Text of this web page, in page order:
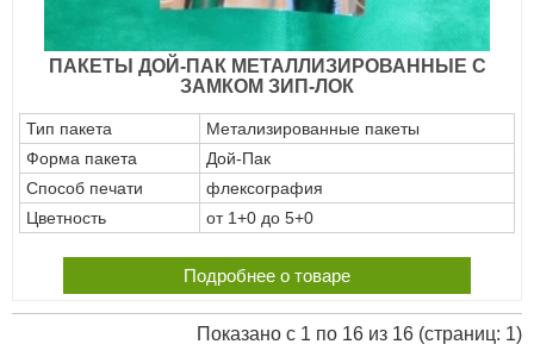
ПАКЕТЫ ДОЙ-ПАК МЕТАЛЛИЗИРОВАННЫЕ С
ЗАМКОМ ЗИП-ЛОК
Тип пакета
Метализированные пакеты
Форма пакета
Дой-Пак
Способ печати
флексография
Цветность
от 1+0 до 5+0
Подробнее о товаре
Показано с 1 по 16 из 16 (страниц: 1)